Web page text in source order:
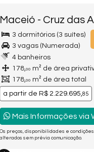
Maceió - Cruz das
3 dormitórios (3 suítes)
3 vagas (Numerada)
4 banheiros
178,00 m² de área
178,00 m² de área total
a partir de R$ 2.229.695,85
Mais Informações via
Os preços, disponibilidades e
alterados sem prévia comunicação.